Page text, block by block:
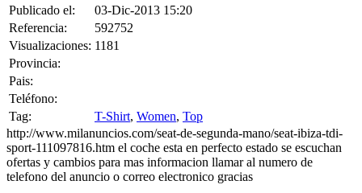
Publicado el:
03-Dic-2013 15:20
Referencia:
592752
Visualizaciones: 1181
Provincia:
Pais:
Teléfono:
Tag:
T-Shirt, Women, Top
http://www.milanuncios.com/seat-de-segunda-mano/seat-ibiza-tdi-
sport-111097816.htm el coche esta en perfecto estado se escuchan
ofertas y cambios para mas informacion llamar al numero de
telefono del anuncio o correo electronico gracias